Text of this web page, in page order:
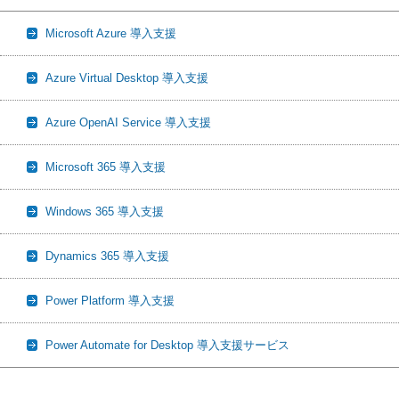
Microsoft Azure 導入支援
Azure Virtual Desktop 導入支援
Azure OpenAI Service 導入支援
Microsoft 365 導入支援
Windows 365 導入支援
Dynamics 365 導入支援
Power Platform 導入支援
Power Automate for Desktop 導入支援サービス